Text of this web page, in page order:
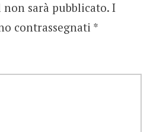
sarà pubblicato. I
contrassegnati *